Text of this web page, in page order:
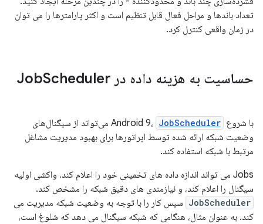
تعداد باندها و مراحل فعال قابل تنظیم است و اکثر پارامترها را می توان
در زمان واقعی کنترل کرد.
حساسیت به هزینه داده در Job Scheduler
با شروع Android 9، JobScheduler
می‌تواند از سیگنال‌های
وضعیت شبکه ارائه شده توسط اپراتورها برای بهبود مدیریت مشاغل
مرتبط با شبکه استفاده کند.
Jobs می تواند اندازه داده های تخمینی خود را اعلام کند، واکشی اولیه
سیگنال را اعلام کند، و نیازمندی های دقیق شبکه را مشخص کند.
JobScheduler سپس کار را با توجه به وضعیت شبکه مدیریت می
کند. به عنوان مثال، هنگامی که شبکه سیگنال می دهد که شلوغ است،